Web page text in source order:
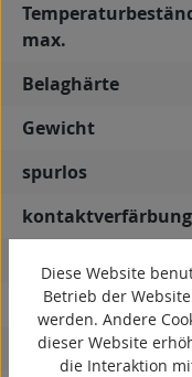
max.
Belaghärte
Gewicht
spurlos
ESD
elektrisch leitfähig
Diese Website
Betrieb der
werden. Andere
dieser Website
die Interaktion